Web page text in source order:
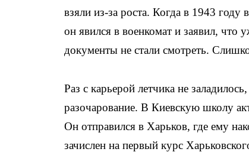
взяли из-за роста. Когда в 1943
он явился в военкомат и заявил, что
документы не стали смотреть.
Раз с карьерой летчика не
разочарование. В Киевскую школу
Он отправился в Харьков, где ему
зачислен на первый курс